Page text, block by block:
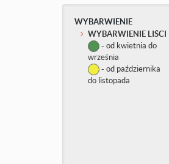
WYBARWIENIE
WYBARWIENIE LIŚCI
- od kwietnia do
września
- od października
do listopada